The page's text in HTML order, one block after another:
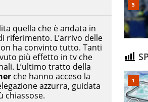
quella che è andata in
riferimento. L’arrivo delle
ha convinto tutto. Tanti
più effetto in tv che
L’ultimo tratto della
che hanno acceso la
azzurra, guidata
chiassose.